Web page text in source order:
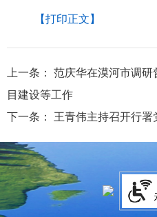
【打印正文】
上一条：
范庆华在漠河市调研
目建设等工作
下一条：
王青伟主持召开行署